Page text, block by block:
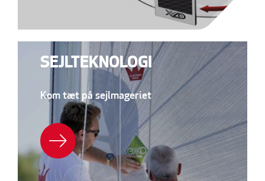
SEJLTEKNOLOGI
Kom tæt på sejlmageriet